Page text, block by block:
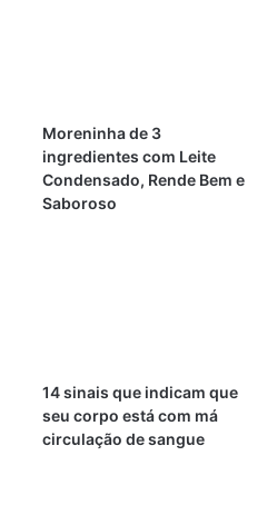
Moreninha de 3
ingredientes com Leite
Condensado, Rende Bem e
Saboroso
14 sinais que indicam que
seu corpo está com má
circulação de sangue